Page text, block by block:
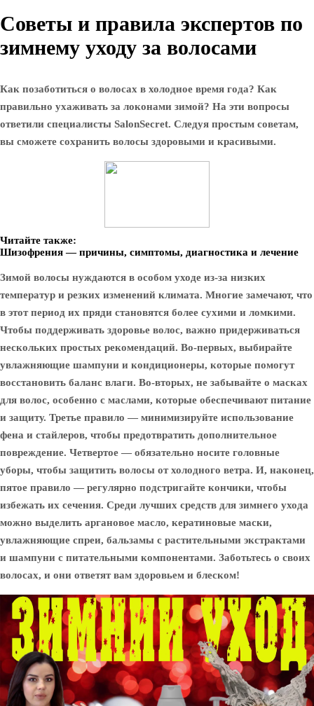
Советы и правила экспертов по
зимнему уходу за волосами
Как позаботиться о волосах в холодное время года? Как
правильно ухаживать за локонами зимой? На эти вопросы
ответили специалисты SalonSecret. Следуя простым советам,
вы сможете сохранить волосы здоровыми и красивыми.
Читайте также:
Шизофрения — причины, симптомы, диагностика и лечение
Зимой волосы нуждаются в особом уходе из-за низких
температур и резких изменений климата. Многие замечают, что
в этот период их пряди становятся более сухими и ломкими.
Чтобы поддерживать здоровье волос, важно придерживаться
нескольких простых рекомендаций. Во-первых, выбирайте
увлажняющие шампуни и кондиционеры, которые помогут
восстановить баланс влаги. Во-вторых, не забывайте о масках
для волос, особенно с маслами, которые обеспечивают питание
и защиту. Третье правило — минимизируйте использование
фена и стайлеров, чтобы предотвратить дополнительное
повреждение. Четвертое — обязательно носите головные
уборы, чтобы защитить волосы от холодного ветра. И, наконец,
пятое правило — регулярно подстригайте кончики, чтобы
избежать их сечения. Среди лучших средств для зимнего ухода
можно выделить аргановое масло, кератиновые маски,
увлажняющие спреи, бальзамы с растительными экстрактами
и шампуни с питательными компонентами. Заботьтесь о своих
волосах, и они ответят вам здоровьем и блеском!